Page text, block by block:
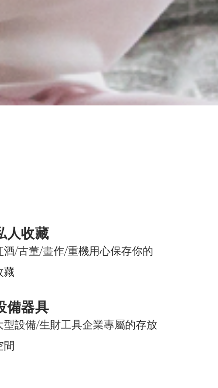
人收藏
酒/古董/畫作/重機用心保存你的
藏
備器具
型設備/生財工具企業專屬的存放
間